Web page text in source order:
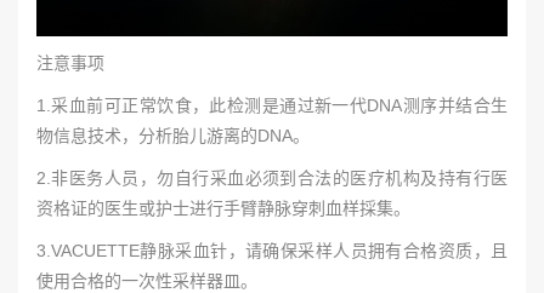
注意事项
1.采血前可正常饮食，此检测是通过新一代DNA测序并结合生
物信息技术，分析胎儿游离的DNA。
2.非医务人员，勿自行采血必须到合法的医疗机构及持有行医
资格证的医生或护士进行手臂静脉穿刺血样採集。
3.VACUETTE静脉采血针，请确保采样人员拥有合格资质，且
使用合格的一次性采样器皿。